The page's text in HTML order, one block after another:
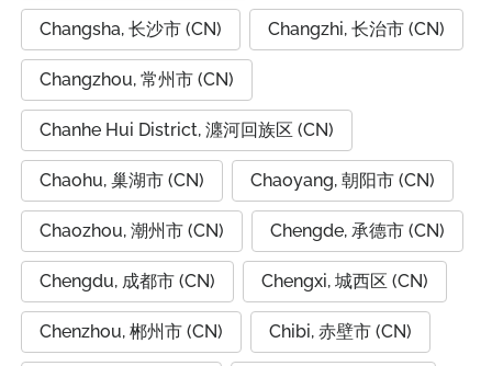
Changsha, 长沙市 (CN) Changzhi, 长治市 (CN)
Changzhou, 常州市 (CN)
Chanhe Hui District, 瀍河回族区 (CN)
Chaohu, 巢湖市 (CN) Chaoyang, 朝阳市 (CN)
Chaozhou, 潮州市 (CN) Chengde, 承德市 (CN)
Chengdu, 成都市 (CN) Chengxi, 城西区 (CN)
Chenzhou, 郴州市 (CN) Chibi, 赤壁市 (CN)